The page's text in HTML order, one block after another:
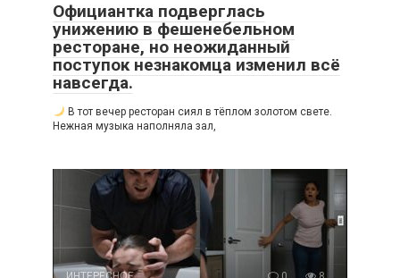
Официантка подверглась
унижению в фешенебельном
ресторане, но неожиданный
поступок незнакомца изменил всё
навсегда.
В тот вечер ресторан сиял в тёплом золотом свете.
Нежная музыка наполняла зал,